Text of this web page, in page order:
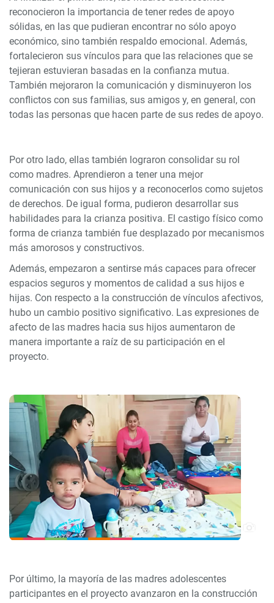
reconocieron la importancia de tener redes de apoyo
sólidas, en las que pudieran encontrar no sólo apoyo
económico, sino también respaldo emocional. Además,
fortalecieron sus vínculos para que las relaciones que se
tejieran estuvieran basadas en la confianza mutua.
También mejoraron la comunicación y disminuyeron los
conflictos con sus familias, sus amigos y, en general, con
todas las personas que hacen parte de sus redes de apoyo.
Por otro lado, ellas también lograron consolidar su rol
como madres. Aprendieron a tener una mejor
comunicación con sus hijos y a reconocerlos como sujetos
de derechos. De igual forma, pudieron desarrollar sus
habilidades para la crianza positiva. El castigo físico como
forma de crianza también fue desplazado por mecanismos
más amorosos y constructivos.
Además, empezaron a sentirse más capaces para ofrecer
espacios seguros y momentos de calidad a sus hijos e
hijas. Con respecto a la construcción de vínculos afectivos,
hubo un cambio positivo significativo. Las expresiones de
afecto de las madres hacia sus hijos aumentaron de
manera importante a raíz de su participación en el
proyecto.
Por último, la mayoría de las madres adolescentes
participantes en el proyecto avanzaron en la construcción